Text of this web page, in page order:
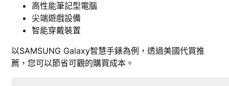
高性能筆記型電腦
尖端遊戲設備
智能穿戴裝置
以SAMSUNG Galaxy智慧手錶為例，透過美國代買推
薦，您可以節省可觀的購買成本。